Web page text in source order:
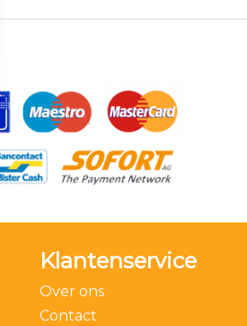
Klantenservice
Over ons
Contact